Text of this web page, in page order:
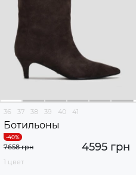
36 37 38 39 40 41
Ботильоны
4595 грн
7658 грн
1 цвет